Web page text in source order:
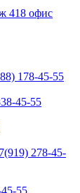
418 офис
178-45-55
45-55
278-45-
55